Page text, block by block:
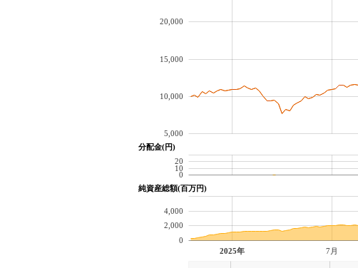
5,000
10,000
15,000
20,000
分配金(円)
0
10
20
純資産総額(百万円)
2025年 7月
0
2,000
4,000